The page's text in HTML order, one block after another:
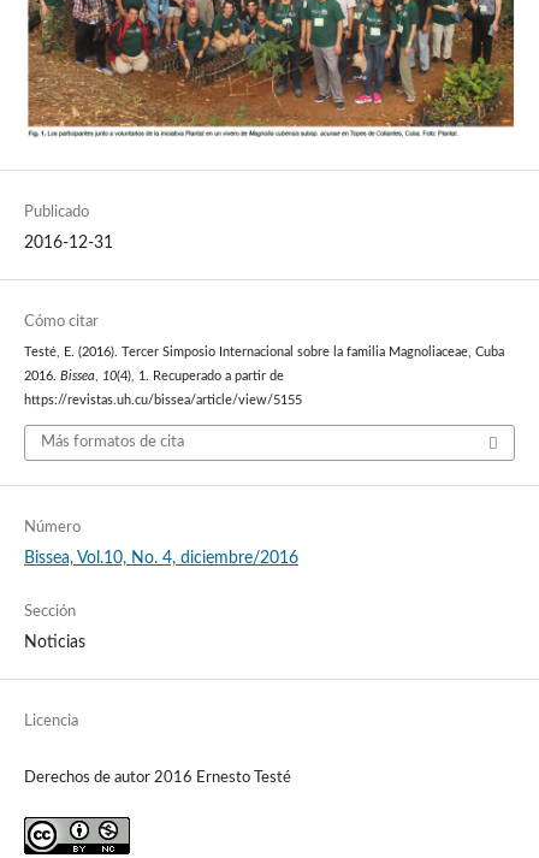
Publicado
2016-12-31
Cómo citar
Testé, E. (2016). Tercer Simposio Internacional sobre la familia Magnoliaceae, Cuba
2016. Bissea 10(4), 1. Recuperado a partir de
https://revistas.uh.cu/bissea/article/view/5155
Más formatos de cita
Número
Bissea, Vol.10, No. 4, diciembre/2016
Sección
Noticias
Licencia
Derechos de autor 2016 Ernesto Testé